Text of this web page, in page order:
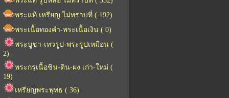
พระแท้ เหรียญ ไม่ทราบที่ ( 192)
พระเนื้อทองคำ-พระเนื้อเงิน ( 0)
พระบูชา-เทวรูป-พระรูปเหมือน (
2)
พระกรุเนื้อชิน-ดิน-ผง เก่า-ใหม่ (
19)
เหรียญพระพุทธ ( 36)